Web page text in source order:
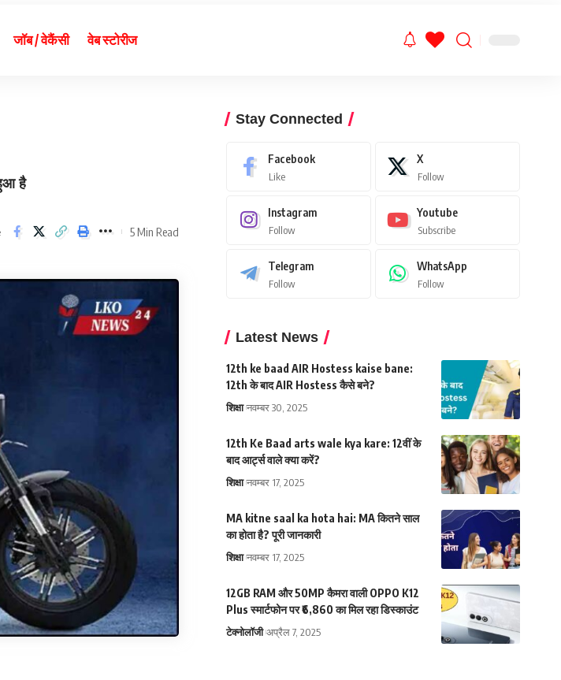
जॉब / वेकैंसी वेब स्टोरीज
है
5 Min Read
Stay Connected
Facebook
Like
X
Follow
Instagram
Follow
Youtube
Subscribe
Telegram
Follow
WhatsApp
Follow
Latest News
12th ke baad AIR Hostess kaise bane:
12th के बाद AIR Hostess कैसे बने?
शिक्षा नवम्बर 30, 2025
12th Ke Baad arts wale kya kare: 12वीं के
बाद आर्ट्स वाले क्या करें?
शिक्षा नवम्बर 17, 2025
MA kitne saal ka hota hai: MA कितने साल
का होता है? पूरी जानकारी
शिक्षा नवम्बर 17, 2025
12GB RAM और 50MP कैमरा वाली OPPO K12
Plus स्मार्टफोन पर ₹6,860 का मिल रहा डिस्काउंट
टेक्नोलॉजी अप्रैल 7, 2025